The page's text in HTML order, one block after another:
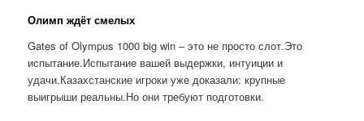
Олимп ждёт смелых
Gates of Olympus 1000 big win – это не просто слот.Это
испытание.Испытание вашей выдержки, интуиции и
удачи.Казахстанские игроки уже доказали: крупные
выигрыши реальны.Но они требуют подготовки.